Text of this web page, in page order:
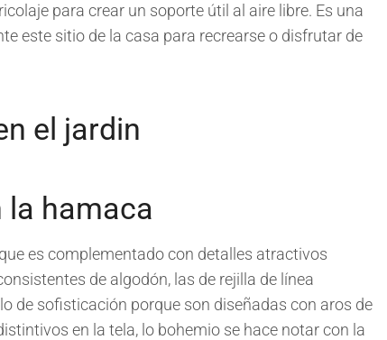
para crear un soporte útil al aire libre. Es una
este sitio de la casa para recrearse o disfrutar de
la hamaca
es complementado con detalles atractivos
de algodón, las de rejilla de línea
de sofisticación porque son diseñadas con aros de
en la tela, lo bohemio se hace notar con la